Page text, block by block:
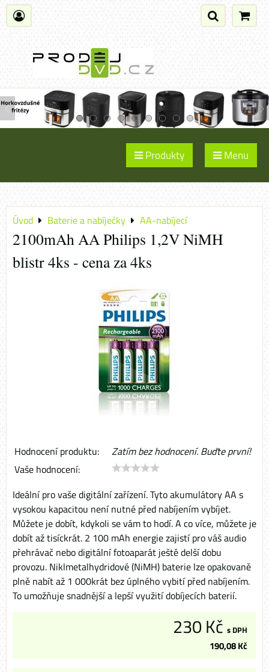
Produkty Menu
Úvod Baterie a nabíječky AA-nabíjecí
2100mAh AA Philips 1,2V NiMH
blistr 4ks - cena za 4ks
Hodnocení produktu:
Zatím bez hodnocení. Buďte první!
Vaše hodnocení:
Ideální pro vaše digitální zařízení. Tyto akumulátory AA s
vysokou kapacitou není nutné před nabíjením vybíjet.
Můžete je dobít, kdykoli se vám to hodí. A co více, můžete je
dobít až tisíckrát. 2 100 mAh energie zajistí pro váš audio
přehrávač nebo digitální fotoaparát ještě delší dobu
provozu. Niklmetalhydridové (NiMH) baterie lze opakovaně
plně nabít až 1 000krát bez úplného vybití před nabíjením.
To umožňuje snadnější a lepší využití dobíjecích baterií.
230 Kč s DPH
190,08 Kč